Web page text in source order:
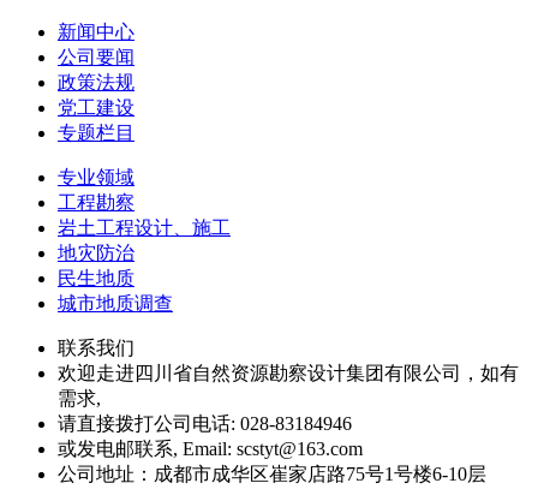
新闻中心
公司要闻
政策法规
党工建设
专题栏目
专业领域
工程勘察
岩土工程设计、施工
地灾防治
民生地质
城市地质调查
联系我们
欢迎走进四川省自然资源勘察设计集团有限公司，如有
需求,
请直接拨打公司电话: 028-83184946
或发电邮联系, Email: scstyt@163.com
公司地址：成都市成华区崔家店路75号1号楼6-10层